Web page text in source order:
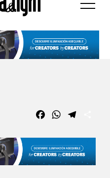
FacebookWhatsApp